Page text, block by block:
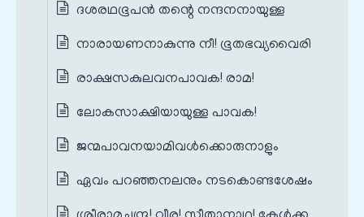
ദശരഥഭൂപൻ തന്റെ നന്ദനനായുള്ള
നാരായണനാകുന്നു നീ! ഭൂതഭവ്യവൈരി
രാക്ഷസകുലവനപാവക! രാമ!
ലോകസാക്ഷിയായുള്ള പാവക!
ജന്മപാവനയാമിവൾക്കൊരുനാളും
ഏവം പറഞ്ഞനലനും നടകൊണ്ടശേഷം